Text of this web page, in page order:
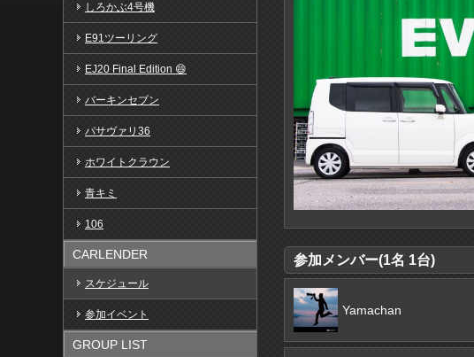
しろかぶ4号機
E91ツーリング
EJ20 Final Edition 😄
バーキンセブン
パサヴァリ36
ホワイトクラウン
青キミ
106
CARLENDER
スケジュール
参加イベント
GROUP LIST
参加メンバー(1名 1台)
Yamachan